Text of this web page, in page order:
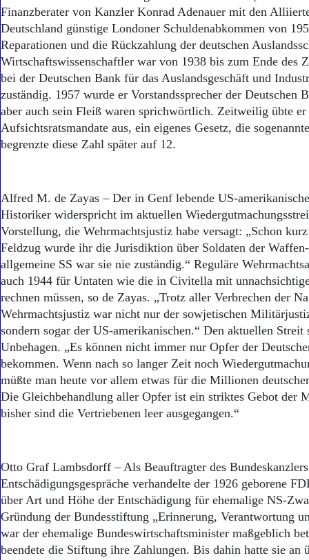
Finanzberater von Kanzler Konrad Adenauer mit den
Deutschland günstige Londoner Schuldenabkommen von
Reparationen und die Rückzahlung der deutschen
Wirtschaftswissenschaftler war von 1938 bis zum Ende des
bei der Deutschen Bank für das Auslandsgeschäft und
zuständig. 1957 wurde er Vorstandssprecher der Deutschen
aber auch sein Fleiß waren sprichwörtlich. Zeitweilig übte er
Aufsichtsratsmandate aus, ein eigenes Gesetz, die
begrenzte diese Zahl später auf 12.
Alfred M. de Zayas – Der in Genf lebende US-
Historiker widerspricht im aktuellen
Vorstellung, die Wehrmachtsjustiz habe versagt: „Schon
Feldzug wurde ihr die Jurisdiktion über Soldaten der
allgemeine SS war sie nie zuständig.“ Reguläre
auch 1944 für Untaten wie die in Civitella mit
rechnen müssen, so de Zayas. „Trotz aller Verbrechen der
Wehrmachtsjustiz war nicht nur der sowjetischen
sondern sogar der US-amerikanischen.“ Den aktuellen Streit
Unbehagen. „Es können nicht immer nur Opfer der
bekommen. Wenn nach so langer Zeit noch
müßte man heute vor allem etwas für die Millionen
Die Gleichbehandlung aller Opfer ist ein striktes Gebot der
bisher sind die Vertriebenen leer ausgegangen.“
Otto Graf Lambsdorff – Als Beauftragter des
Entschädigungsgespräche verhandelte der 1926 geborene
über Art und Höhe der Entschädigung für ehemalige NS-
Gründung der Bundesstiftung „Erinnerung, Verantwortung
war der ehemalige Bundeswirtschaftsminister maßgeblich
beendete die Stiftung ihre Zahlungen. Bis dahin hatte sie an